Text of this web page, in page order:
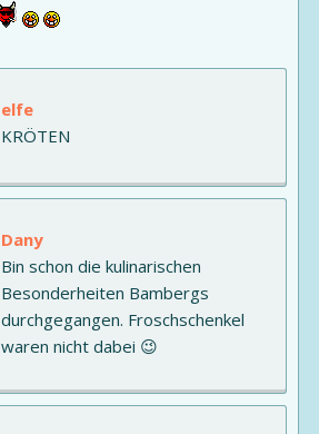
elfe
KRÖTEN
Dany
Bin schon die kulinarischen
Besonderheiten Bambergs
durchgegangen. Froschschenkel
waren nicht dabei 😉